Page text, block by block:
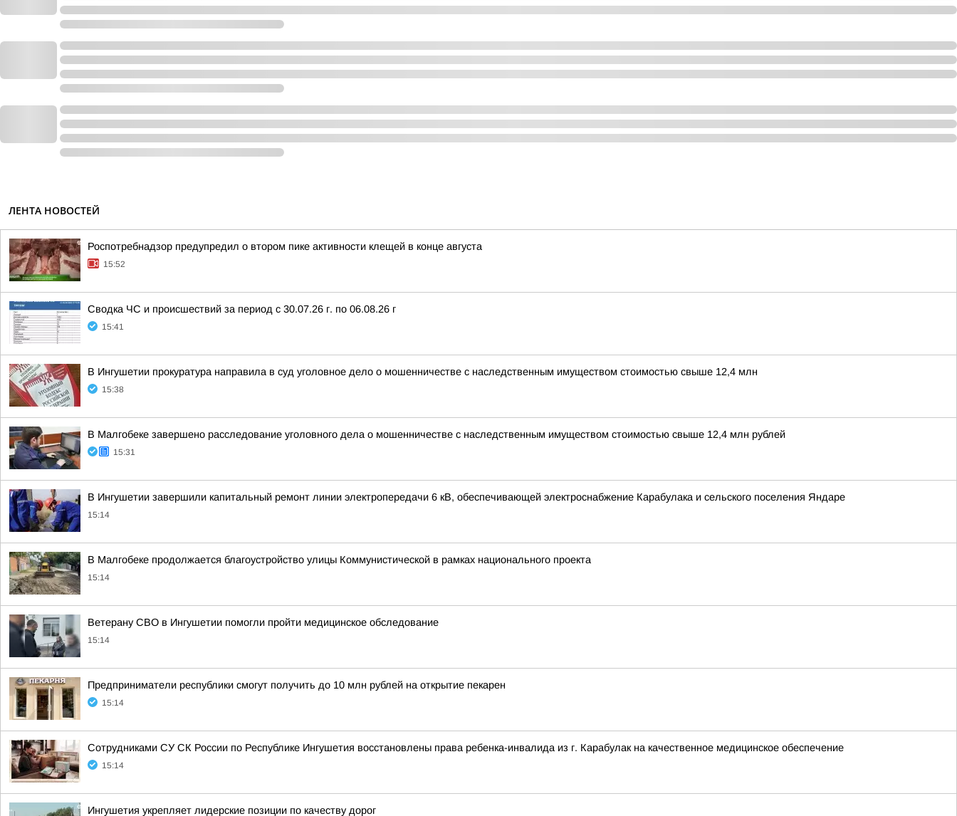
ЛЕНТА НОВОСТЕЙ
Роспотребнадзор предупредил о втором пике активности клещей в конце августа
15:52
Сводка ЧС и происшествий за период с 30.07.26 г. по 06.08.26 г
15:41
В Ингушетии прокуратура направила в суд уголовное дело о мошенничестве с наследственным имуществом стоимостью свыше 12,4 млн
15:38
В Малгобеке завершено расследование уголовного дела о мошенничестве с наследственным имуществом стоимостью свыше 12,4 млн рублей
15:31
В Ингушетии завершили капитальный ремонт линии электропередачи 6 кВ, обеспечивающей электроснабжение Карабулака и сельского поселения Яндаре
15:14
В Малгобеке продолжается благоустройство улицы Коммунистической в рамках национального проекта
15:14
Ветерану СВО в Ингушетии помогли пройти медицинское обследование
15:14
Предприниматели республики смогут получить до 10 млн рублей на открытие пекарен
15:14
Сотрудниками СУ СК России по Республике Ингушетия восстановлены права ребенка-инвалида из г. Карабулак на качественное медицинское обеспечение
15:14
Ингушетия укрепляет лидерские позиции по качеству дорог